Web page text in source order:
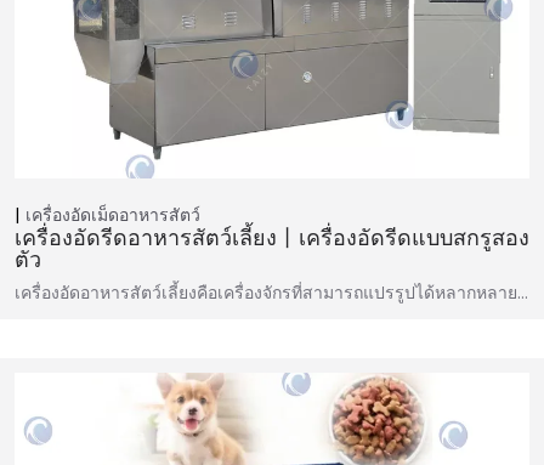
เครื่องอัดเม็ดอาหารสัตว์
เครื่องอัดรีดอาหารสัตว์เลี้ยง丨เครื่องอัดรีดแบบสกรูสอง
ตัว
เครื่องอัดอาหารสัตว์เลี้ยงคือเครื่องจักรที่สามารถแปรรูปได้หลากหลาย…